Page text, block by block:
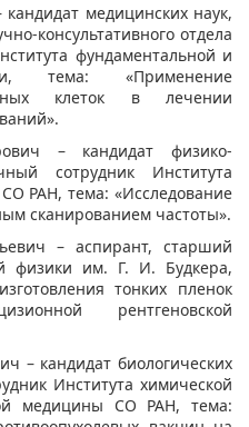
медицинских наук,
консультативного отдела
фундаментальной и
тема: «Применение
клеток в лечении
– кандидат физико-
сотрудник Института
РАН, тема: «Исследование
сканированием частоты».
– аспирант, старший
физики им. Г. И. Будкера,
тонких пленок
рентгеновской
– кандидат биологических
Института химической
медицины СО РАН, тема: